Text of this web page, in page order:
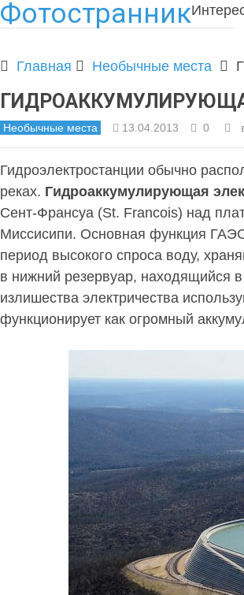
Фотостранник
Главная Необычные места
Необычные места 13.04.2013 0
Гидроэлектростанции обычно
реках. Гидроаккумулирующая
Сент-Франсуа (St. Francois) над
Миссисипи. Основная функция
период высокого спроса воду,
в нижний резервуар, находящийся
излишества электричества
функционирует как огромный